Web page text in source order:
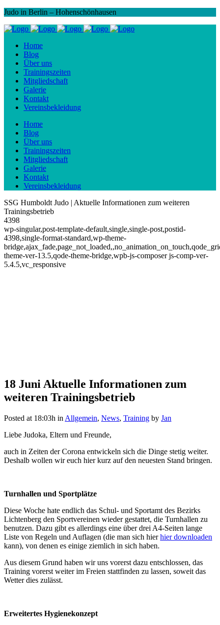
Judo in Berlin – Hohenschönhausen
Home
Blog
Über uns
Trainingszeiten
Mitgliedschaft
Galerie
Kontakt
Vereinsbekleidung
Home
Blog
Über uns
Trainingszeiten
Mitgliedschaft
Galerie
Kontakt
Vereinsbekleidung
SSG Humboldt Judo | Aktuelle Informationen zum weiteren
Trainingsbetrieb
4398
wp-singular,post-template-default,single,single-post,postid-
4398,single-format-standard,wp-theme-
theme-ver-13.5,qode-theme-bridge,wpb-js-composer js-comp-ver-
5.4.5,vc_responsive
Aktuelle Informationen zum
weiteren Trainingsbetrieb
18 Juni Aktuelle Informationen zum
weiteren Trainingsbetrieb
Posted at 18:03h in Allgemein, News, Training by Jan
Liebe Judoka, Eltern und Freunde,
auch in Zeiten der Corona entwickeln sich die Dinge stetig weiter.
Deshalb wollen wir euch hier kurz auf den neuesten Stand bringen.
Turnhallen und Sportplätze
Diese Woche hate endlich das Schul- und Sportamt des Bezirks
Lichtenberg den Sportvereinen wieder gestattet, die Turnhallen zu
benutzen. Dazu gibt es allerdings eine über drei A4-Seiten lange
Liste von Regeln und Auflagen (die man sich hierhier downloaden
kann), von denen es einige ziemlich in sich haben.
Aus diesem Grund haben wir uns vorerst dazu entschlossen, das
Training vorerst weiter im Freien stattfinden zu lassen, soweit das
Wetter dies zulässt.
Erweitertes Hygienekonzept